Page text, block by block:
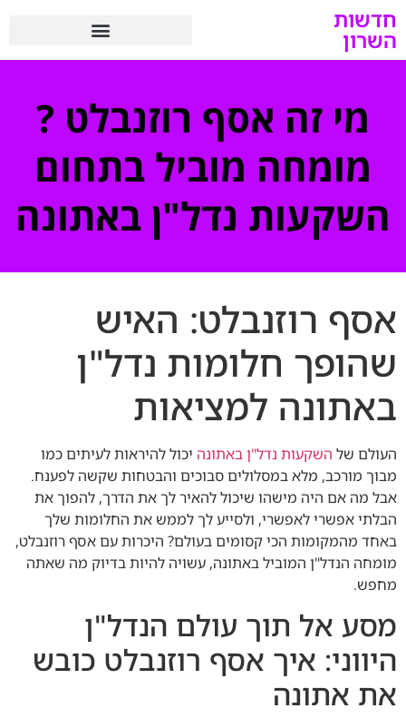
חדשות
השרון
מי זה אסף רוזנבלט ?
מומחה מוביל בתחום
השקעות נדל"ן באתונה
אסף רוזנבלט: האיש
שהופך חלומות נדל"ן
באתונה למציאות
העולם של השקעות נדל"ן באתונה יכול להיראות לעיתים כמו
מבוך מורכב, מלא במסלולים סבוכים והבטחות שקשה לפענח.
אבל מה אם היה מישהו שיכול להאיר לך את הדרך, להפוך את
הבלתי אפשרי לאפשרי, ולסייע לך לממש את החלומות שלך
באחד מהמקומות הכי קסומים בעולם? היכרות עם אסף רוזנבלט,
מומחה הנדל"ן המוביל באתונה, עשויה להיות בדיוק מה שאתה
מחפש.
מסע אל תוך עולם הנדל"ן
היווני: איך אסף רוזנבלט כובש
את אתונה